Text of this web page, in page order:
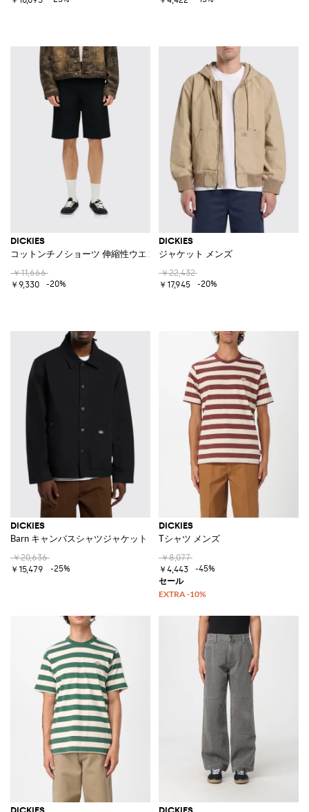
DICKIES
コットンチノショーツ 伸縮性ウエスト＆コントラストバックロゴ
￥11,666
￥9,330
-20%
DICKIES
ジャケット メンズ
￥22,432
￥17,945
-20%
DICKIES
Barn キャンバスシャツジャケット コントラストロゴ＆スラッシュポケッ
￥20,636
￥15,479
-25%
DICKIES
Tシャツ メンズ
￥8,077
￥4,443
-45%